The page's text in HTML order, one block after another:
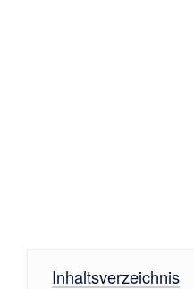
Inhaltsverzeichnis